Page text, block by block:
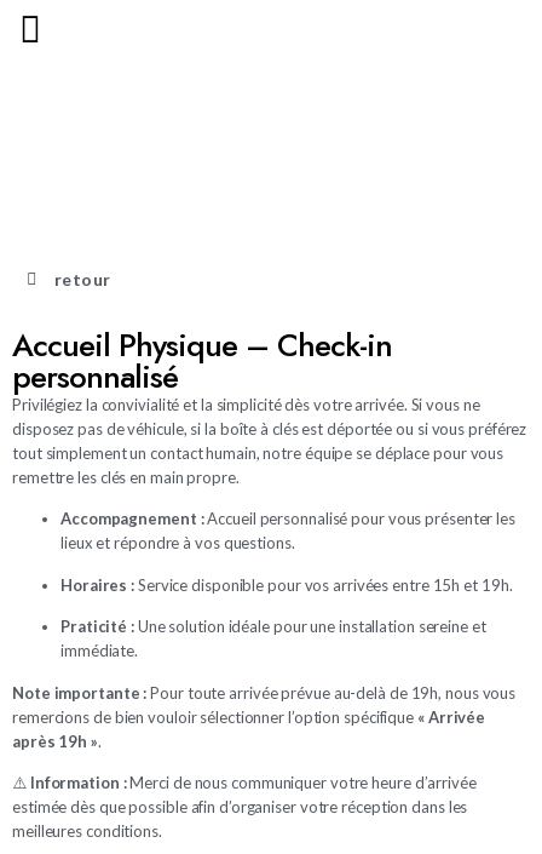
retour
Accueil Physique – Check-in
personnalisé
Privilégiez la convivialité et la simplicité dès votre arrivée. Si vous ne
disposez pas de véhicule, si la boîte à clés est déportée ou si vous préférez
tout simplement un contact humain, notre équipe se déplace pour vous
remettre les clés en main propre.
Accompagnement :Accueil personnalisé pour vous présenter les
lieux et répondre à vos questions.
Horaires :Service disponible pour vos arrivées entre 15h et 19h.
Praticité :Une solution idéale pour une installation sereine et
immédiate.
Note importante :Pour toute arrivée prévue au-delà de 19h, nous vous
remercions de bien vouloir sélectionner l’option spécifique « Arrivée
après 19h ».
⚠️ Information :Merci de nous communiquer votre heure d’arrivée
estimée dès que possible afin d’organiser votre réception dans les
meilleures conditions.